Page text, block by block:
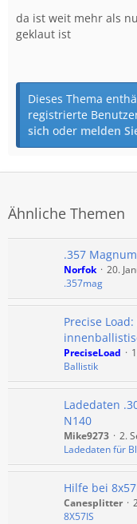
da ist weit mehr als
geklaut ist
Dieses Thema
registrierte
sich oder melden
Ähnliche Themen
.357
Norfok
20.
.357mag
Precise
PreciseLoad
Ballistik
Ladedaten
N140
Mike9273
2.
Ladedaten für
Hilfe bei
Canesplitter
8X57IS